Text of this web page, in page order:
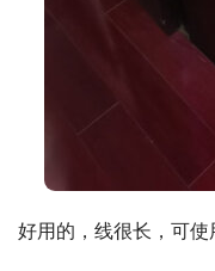
好用的，线很长，可